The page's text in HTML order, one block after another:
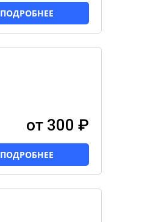
ПОДРОБНЕЕ
от 300 ₽
ПОДРОБНЕЕ